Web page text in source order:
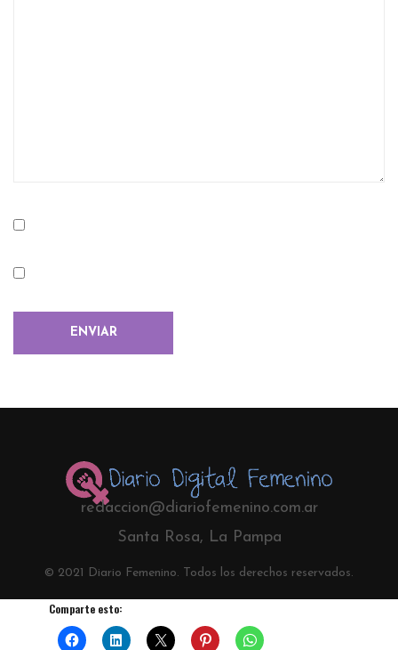
redaccion@diariofemenino.com.ar
Santa Rosa, La Pampa
© 2021 Diario Femenino. Todos los derechos reservados.
Comparte esto: